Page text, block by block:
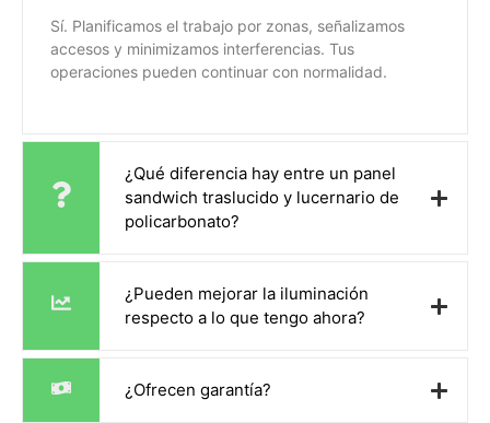
Sí. Planificamos el trabajo por zonas, señalizamos
accesos y minimizamos interferencias. Tus
operaciones pueden continuar con normalidad.
¿Qué diferencia hay entre un panel
sandwich traslucido y lucernario de
policarbonato?
¿Pueden mejorar la iluminación
respecto a lo que tengo ahora?
¿Ofrecen garantía?